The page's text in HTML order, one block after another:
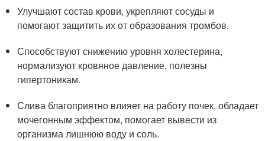
Улучшают состав крови, укрепляют сосуды и
помогают защитить их от образования тромбов.
Способствуют снижению уровня холестерина,
нормализуют кровяное давление, полезны
гипертоникам.
Слива благоприятно влияет на работу почек, обладает
мочегонным эффектом, помогает вывести из
организма лишнюю воду и соль.